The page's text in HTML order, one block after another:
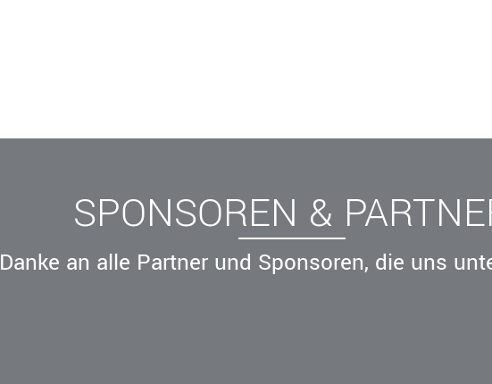
SPONSOREN &
Danke an alle Partner und Sponsoren, die uns